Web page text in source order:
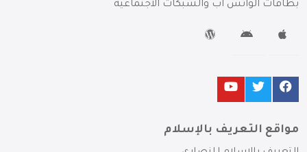
بطاقات الواتس آب والشبكات الاجتماعية
مواقع التعريف بالإسلام